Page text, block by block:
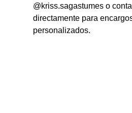
@kriss.sagastumes o
directamente para
personalizados.